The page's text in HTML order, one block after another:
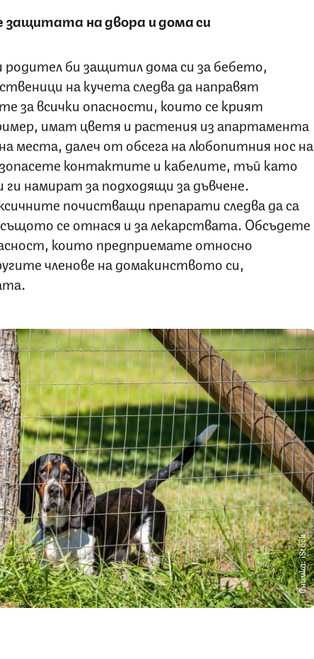
на двора и дома си
родител би защитил дома си за бебето,
на кучета следва да направят
за всички опасности, които се крият
имат цветя и растения из апартамента
места, далеч от обсега на любопитния нос на
контактите и кабелите, тъй като
намират за подходящи за дъвчене.
почистващи препарати следва да са
се отнася и за лекарствата. Обсъдете
които предприемате относно
членове на домакинството си,
Снимка: iStock